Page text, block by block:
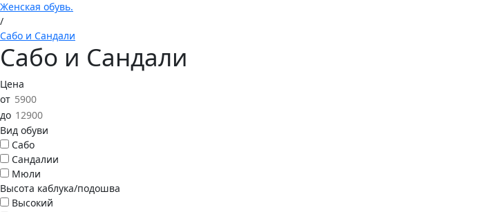
Женская обувь.
/
Сабо и Сандали
Сабо и Сандали
Цена
от
до
Вид обуви
Сабо
Сандалии
Мюли
Высота каблука/подошва
Высокий